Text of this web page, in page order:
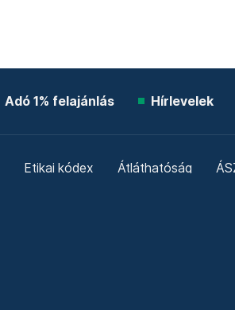
Adó 1% felajánlás Hírlevelek
Etikai kódex Átláthatóság